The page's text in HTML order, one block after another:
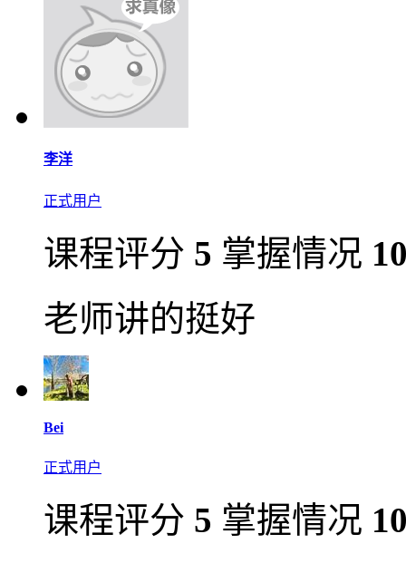
李洋
正式用户
课程评分 5 掌握情况
老师讲的挺好
Bei
正式用户
课程评分 5 掌握情况